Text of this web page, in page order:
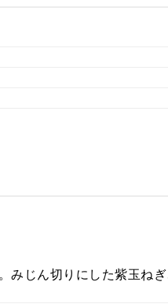
みじん切りにした紫玉ね